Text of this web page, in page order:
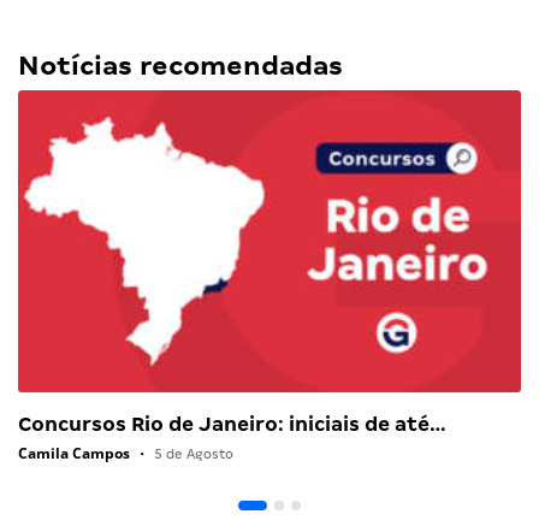
Notícias recomendadas
Concursos Rio de Janeiro: iniciais de até…
Camila Campos • 5 de Agosto